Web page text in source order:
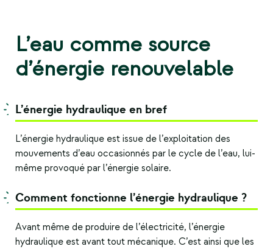
L’eau comme source
d’énergie renouvelable
L’énergie hydraulique en bref
L’énergie hydraulique est issue de l’exploitation des
mouvements d’eau occasionnés par le cycle de l’eau, lui-
même provoqué par l’énergie solaire.
Comment fonctionne l’énergie hydraulique ?
Avant même de produire de l’électricité, l’énergie
hydraulique est avant tout mécanique. C’est ainsi que les